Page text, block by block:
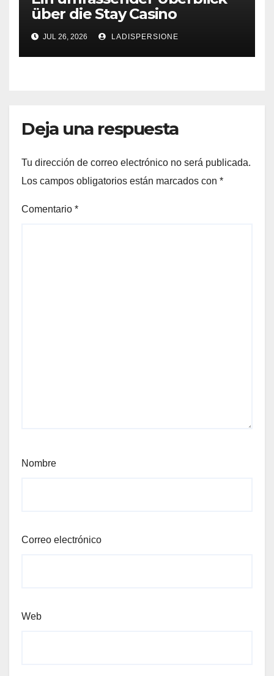
über die Stay Casino
Bonusbedingungen
JUL 26, 2026 LADISPERSIONE
Deja una respuesta
Tu dirección de correo electrónico no será publicada.
Los campos obligatorios están marcados con *
Comentario *
Nombre
Correo electrónico
Web